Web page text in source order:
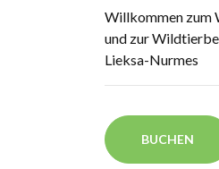
Willkommen zum
und zur
Lieksa-Nurmes
BUCHEN